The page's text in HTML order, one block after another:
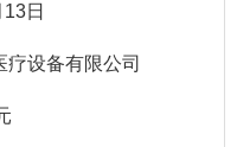
日
疗设备有限公司